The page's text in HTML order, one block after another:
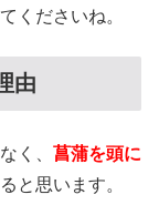
くださいね。
由
く、
菖蒲を頭に
と思います。